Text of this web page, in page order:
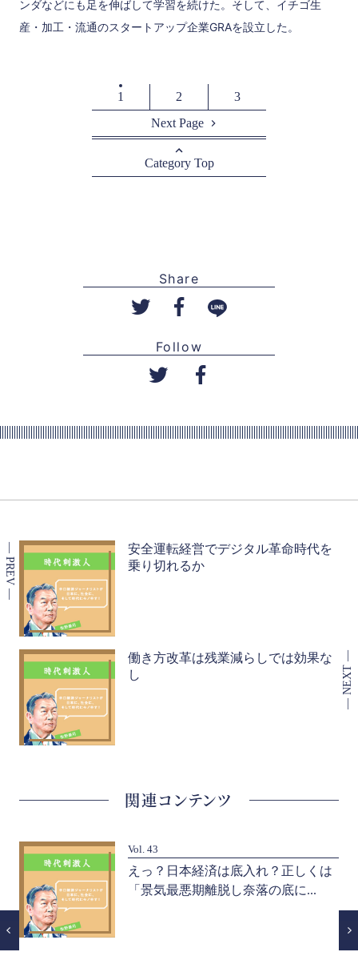
ンダなどにも足を伸ばして学習を続けた。そして、イチゴ生
産・加工・流通のスタートアップ企業GRAを設立した。
1 2
3
Next Page
Category Top
Share
Follow
安全運転経営でデジタル革命時代を
乗り切れるか
働き方改革は残業減らしでは効果な
し
関連コンテンツ
Vol. 43
えっ？日本経済は底入れ？正しくは
「景気最悪期離脱し奈落の底に...